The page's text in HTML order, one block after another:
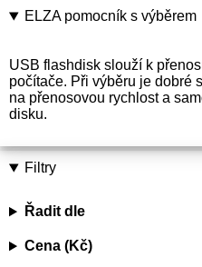
ELZA pomocník s výběrem
USB flashdisk slouží k
počítače. Při výběru je dobré
na přenosovou rychlost a
disku.
Filtry
Řadit dle
Cena (Kč)